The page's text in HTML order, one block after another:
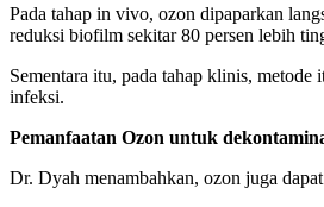
Pada tahap in vivo, ozon dipaparkan
reduksi biofilm sekitar 80 persen lebih
Sementara itu, pada tahap klinis,
infeksi.
Pemanfaatan Ozon untuk
Dr. Dyah menambahkan, ozon juga